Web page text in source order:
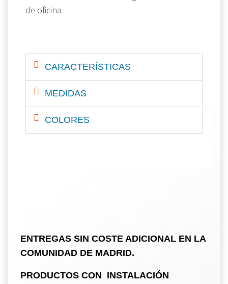
CARACTERÍSTICAS
MEDIDAS
COLORES
ENTREGAS SIN COSTE ADICIONAL EN LA
COMUNIDAD DE MADRID.
PRODUCTOS CON INSTALACIÓN